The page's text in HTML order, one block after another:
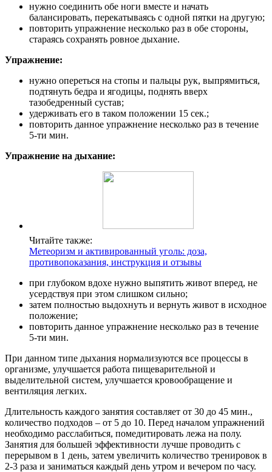
нужно соединить обе ноги вместе и начать
балансировать, перекатываясь с одной пятки на другую;
повторить упражнение несколько раз в обе стороны,
стараясь сохранять ровное дыхание.
Упражнение:
нужно опереться на стопы и пальцы рук, выпрямиться,
подтянуть бедра и ягодицы, поднять вверх
тазобедренный сустав;
удерживать его в таком положении 15 сек.;
повторить данное упражнение несколько раз в течение
5-ти мин.
Упражнение на дыхание:
Читайте также:
Метеоризм и активированный уголь: доза,
противопоказания, инструкция и отзывы
при глубоком вдохе нужно выпятить живот вперед, не
усердствуя при этом слишком сильно;
затем полностью выдохнуть и вернуть живот в исходное
положение;
повторить данное упражнение несколько раз в течение
5-ти мин.
При данном типе дыхания нормализуются все процессы в
организме, улучшается работа пищеварительной и
выделительной систем, улучшается кровообращение и
вентиляция легких.
Длительность каждого занятия составляет от 30 до 45 мин.,
количество подходов – от 5 до 10. Перед началом упражнений
необходимо расслабиться, помедитировать лежа на полу.
Занятия для большей эффективности лучше проводить с
перерывом в 1 день, затем увеличить количество тренировок в
2-3 раза и заниматься каждый день утром и вечером по часу.